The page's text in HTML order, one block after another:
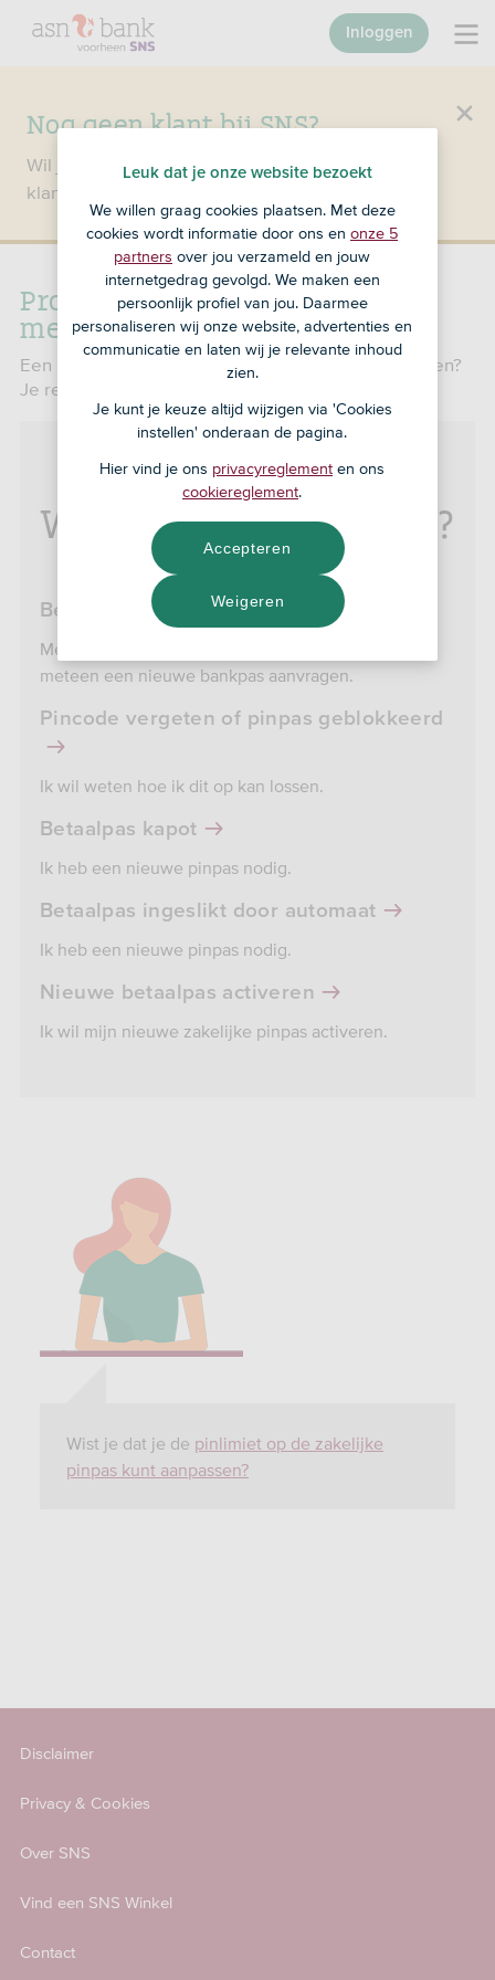
Nog geen klant bij SNS?
Wil je een product openen en ben je nog geen
klant bij SNS?
Inloggen
Probleem oplossen
met je zakelijke betaalpas
Een nieuwe pinpas aanvragen of je pas deblokkeren?
Je regelt het hier.
Wat is er aan de hand?
Betaalpas kwijt of gestolen
Meld verlies of diefstal meteen. Je kunt daarna
meteen een nieuwe bankpas aanvragen.
Pincode vergeten of pinpas geblokkeerd
Ik wil weten hoe ik dit op kan lossen.
Betaalpas kapot
Ik heb een nieuwe pinpas nodig.
Betaalpas ingeslikt door automaat
Ik heb een nieuwe pinpas nodig.
Nieuwe betaalpas activeren
Ik wil mijn nieuwe zakelijke pinpas activeren.
Wist je dat je de pinlimiet op de zakelijke
pinpas kunt aanpassen?
Disclaimer
Privacy & Cookies
Over SNS
Vind een SNS Winkel
Contact
Leuk dat je onze website bezoekt
We willen graag cookies plaatsen. Met deze
cookies wordt informatie door ons en onze 5
partners over jou verzameld en jouw
internetgedrag gevolgd. We maken een
persoonlijk profiel van jou. Daarmee
personaliseren wij onze website, advertenties en
communicatie en laten wij je relevante inhoud
zien.
Je kunt je keuze altijd wijzigen via 'Cookies
instellen' onderaan de pagina.
Hier vind je ons privacyreglement en ons
cookiereglement.
Weigeren
Accepteren